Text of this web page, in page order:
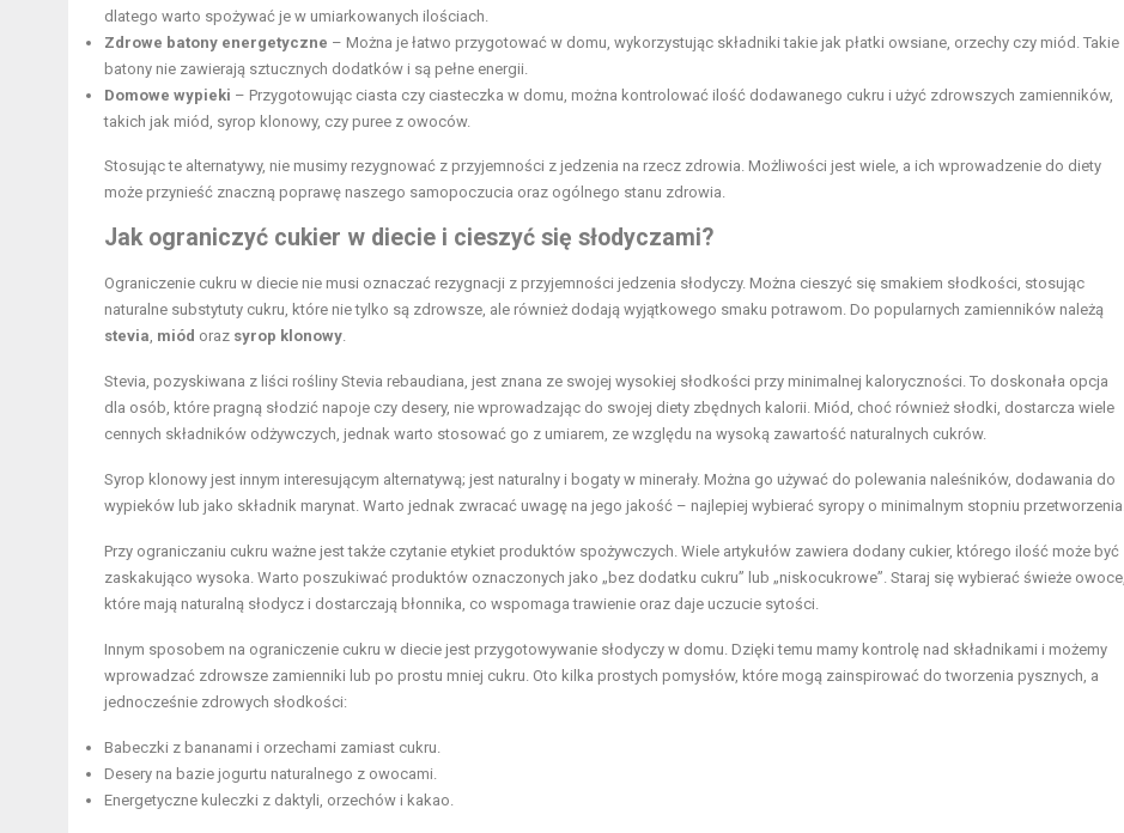
dlatego warto spożywać je w umiarkowanych ilościach.
Zdrowe batony energetyczne – Można je łatwo przygotować w domu, wykorzystując składniki takie jak płatki owsiane, orzechy czy miód. Takie
batony nie zawierają sztucznych dodatków i są pełne energii.
Domowe wypieki – Przygotowując ciasta czy ciasteczka w domu, można kontrolować ilość dodawanego cukru i użyć zdrowszych zamienników,
takich jak miód, syrop klonowy, czy puree z owoców.
Stosując te alternatywy, nie musimy rezygnować z przyjemności z jedzenia na rzecz zdrowia. Możliwości jest wiele, a ich wprowadzenie do diety
może przynieść znaczną poprawę naszego samopoczucia oraz ogólnego stanu zdrowia.
Jak ograniczyć cukier w diecie i cieszyć się słodyczami?
Ograniczenie cukru w diecie nie musi oznaczać rezygnacji z przyjemności jedzenia słodyczy. Można cieszyć się smakiem słodkości, stosując
naturalne substytuty cukru, które nie tylko są zdrowsze, ale również dodają wyjątkowego smaku potrawom. Do popularnych zamienników należą
stevia miód oraz syrop klonowy
Stevia, pozyskiwana z liści rośliny Stevia rebaudiana, jest znana ze swojej wysokiej słodkości przy minimalnej kaloryczności. To doskonała opcja
dla osób, które pragną słodzić napoje czy desery, nie wprowadzając do swojej diety zbędnych kalorii. Miód, choć również słodki, dostarcza wiele
cennych składników odżywczych, jednak warto stosować go z umiarem, ze względu na wysoką zawartość naturalnych cukrów.
Syrop klonowy jest innym interesującym alternatywą; jest naturalny i bogaty w minerały. Można go używać do polewania naleśników, dodawania do
wypieków lub jako składnik marynat. Warto jednak zwracać uwagę na jego jakość – najlepiej wybierać syropy o minimalnym stopniu przetworzenia.
Przy ograniczaniu cukru ważne jest także czytanie etykiet produktów spożywczych. Wiele artykułów zawiera dodany cukier, którego ilość może być
zaskakująco wysoka. Warto poszukiwać produktów oznaczonych jako „bez dodatku cukru” lub „niskocukrowe”. Staraj się wybierać świeże owoce,
które mają naturalną słodycz i dostarczają błonnika, co wspomaga trawienie oraz daje uczucie sytości.
Innym sposobem na ograniczenie cukru w diecie jest przygotowywanie słodyczy w domu. Dzięki temu mamy kontrolę nad składnikami i możemy
wprowadzać zdrowsze zamienniki lub po prostu mniej cukru. Oto kilka prostych pomysłów, które mogą zainspirować do tworzenia pysznych, a
jednocześnie zdrowych słodkości:
Babeczki z bananami i orzechami zamiast cukru.
Desery na bazie jogurtu naturalnego z owocami.
Energetyczne kuleczki z daktyli, orzechów i kakao.